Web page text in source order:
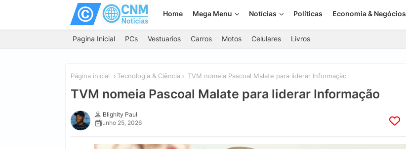
Home Mega Menu Notícias Políticas Economia & Negócios
Pagina Inicial PCs Vestuarios Carros Motos Celulares Livros
Página inicial Tecnologia & Ciência TVM nomeia Pascoal Malate para liderar Informação
TVM nomeia Pascoal Malate para liderar Informação
Blighity Paul
junho 25, 2026